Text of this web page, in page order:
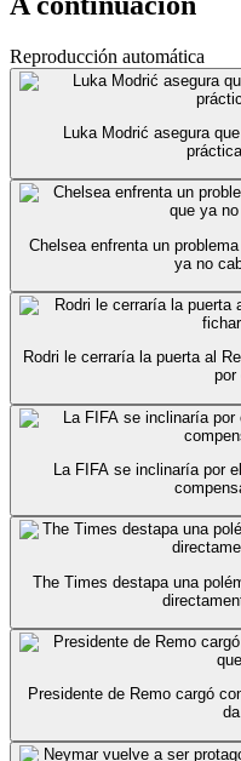
Reproducción automática
Luka Modrić asegura
Chelsea enfrenta un
ya no
Rodri le cerraría la puerta al
por
La FIFA se inclinaría por
The Times destapa una
Presidente de Remo cargó